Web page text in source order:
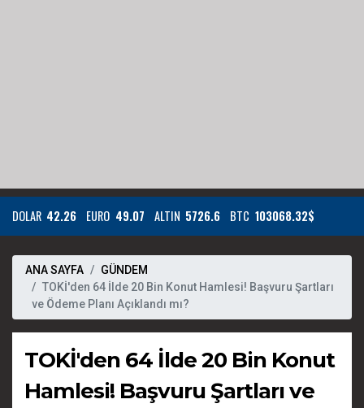
DOLAR 42.26 EURO 49.07 ALTIN 5726.6 BTC 103068.32$
ANA SAYFA
GÜNDEM
TOKİ'den 64 İlde 20 Bin Konut Hamlesi! Başvuru Şartları
ve Ödeme Planı Açıklandı mı?
TOKİ'den 64 İlde 20 Bin Konut
Hamlesi! Başvuru Şartları ve